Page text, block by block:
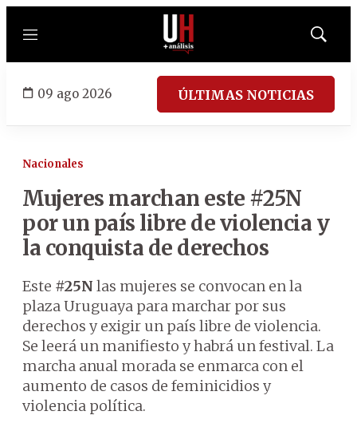
Menú
Mostrar
09 ago 2026 ÚLTIMAS NOTICIAS
Nacionales
Mujeres marchan este #25N
por un país libre de violencia y
la conquista de derechos
Este #25N las mujeres se convocan en la
plaza Uruguaya para marchar por sus
derechos y exigir un país libre de violencia.
Se leerá un manifiesto y habrá un festival. La
marcha anual morada se enmarca con el
aumento de casos de feminicidios y
violencia política.